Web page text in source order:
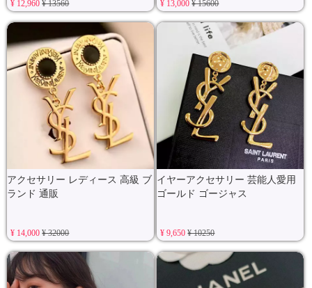
¥ 12,960¥ 13560 ¥ 13,000¥ 15600
アクセサリー レディース 高級 ブ
ランド 通販
¥ 14,000¥ 32000
イヤーアクセサリー 芸能人愛用
ゴールド ゴージャス
¥ 9,650¥ 10250